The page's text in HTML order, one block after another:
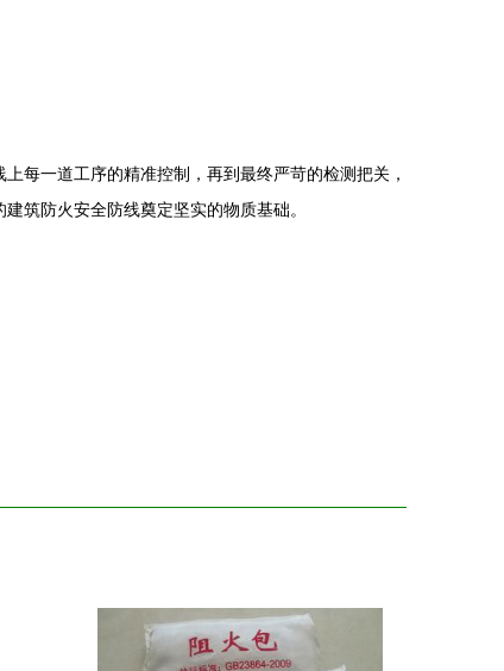
每一道工序的精准控制，再到最终严苛的检测把关，
筑防火安全防线奠定坚实的物质基础。